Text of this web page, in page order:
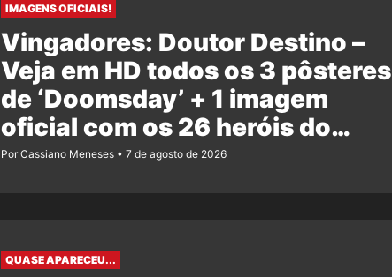
IMAGENS OFICIAIS!
Vingadores: Doutor Destino –
Veja em HD todos os 3 pôsteres
de ‘Doomsday’ + 1 imagem
oficial com os 26 heróis do
filme
Por Cassiano Meneses 7 de agosto de 2026
QUASE APARECEU...